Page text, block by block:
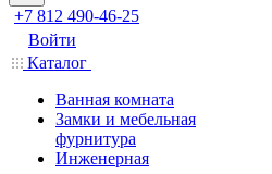
+7 812 490-46-25
Войти
Каталог
Ванная комната
Замки и мебельная
фурнитура
Инженерная